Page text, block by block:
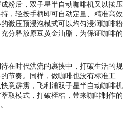
粉后，双子星半自动咖啡机又以按压
，轻按手柄即可自动定量、精准高效
微压预浸泡模式可以均匀浸润咖啡粉
分释放原豆黄金油脂，为保证咖啡的
在时代洪流的裹挟中，打破生活的规
节奏。同样，做咖啡也没有标准工
意霹雳，飞利浦双子星半自动咖啡机
取模式，打破桎梏，带来咖啡制作的